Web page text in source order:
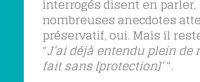
interrogés disent en
nombreuses anecdotes
préservatif, oui. Mais il
“J’ai déjà entendu plein
fait sans [protection]’“.